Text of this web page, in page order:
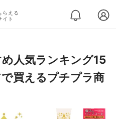
らえる
イト
人気ランキング15
買えるプチプラ商